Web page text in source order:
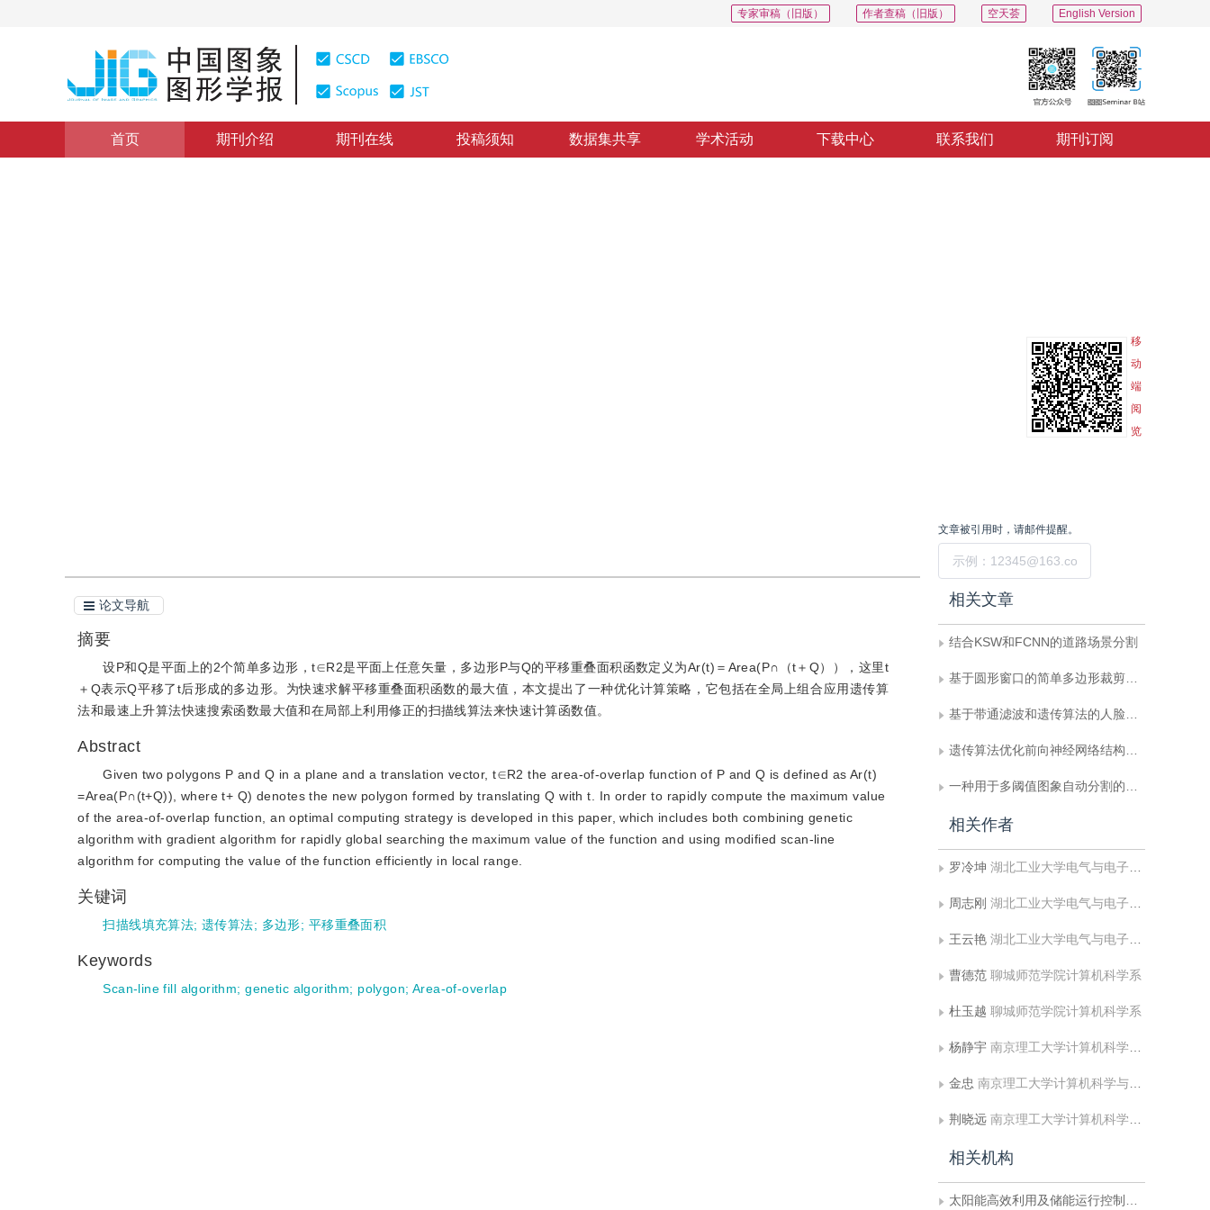
English Version
空天荟
作者查稿（旧版）
专家审稿（旧版）
首页 期刊介绍 期刊在线 投稿须知 数据集共享 学术活动 下载中心 联系我们 期刊订阅
移
动
端
阅
览
论文导航
摘要
设P和Q是平面上的2个简单多边形，t∈R2是平面上任意矢量，多边形P与Q的平移重叠面积函数定义为Ar(t)＝Area(P∩（t＋Q）），这里t
＋Q表示Q平移了t后形成的多边形。为快速求解平移重叠面积函数的最大值，本文提出了一种优化计算策略，它包括在全局上组合应用遗传算
法和最速上升算法快速搜索函数最大值和在局部上利用修正的扫描线算法来快速计算函数值。
Abstract
Given two polygons P and Q in a plane and a translation vector, t∈R2 the area-of-overlap function of P and Q is defined as Ar(t)
=Area(P∩(t+Q)), where t+ Q) denotes the new polygon formed by translating Q with t. In order to rapidly compute the maximum value
of the area-of-overlap function, an optimal computing strategy is developed in this paper, which includes both combining genetic
algorithm with gradient algorithm for rapidly global searching the maximum value of the function and using modified scan-line
algorithm for computing the value of the function efficiently in local range.
关键词
扫描线填充算法;遗传算法; 多边形; 平移重叠面积
Keywords
Scan-line fill algorithm;genetic algorithm; polygon; Area-of-overlap
文章被引用时，请邮件提醒。
相关文章
结合KSW和FCNN的道路场景分割
基于圆形窗口的简单多边形裁剪算法
基于带通滤波和遗传算法的人脸图象预处理及识别
遗传算法优化前向神经网络结构和权重矢量
一种用于多阈值图象自动分割的混合遗传算法
相关作者
罗冷坤 湖北工业大学电气与电子工程学院;太阳能高效利用及储能运行控制湖北省重点实验室
周志刚 湖北工业大学电气与电子工程学院;太阳能高效利用及储能运行控制湖北省重点实验室
王云艳 湖北工业大学电气与电子工程学院;太阳能高效利用及储能运行控制湖北省重点实验室
曹德范 聊城师范学院计算机科学系
杜玉越 聊城师范学院计算机科学系
杨静宇 南京理工大学计算机科学与工程系603教研室
金忠 南京理工大学计算机科学与工程系603教研室
荆晓远 南京理工大学计算机科学与工程系603教研室
相关机构
太阳能高效利用及储能运行控制湖北省重点实验室